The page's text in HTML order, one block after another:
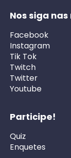
Nos siga
Facebook
Instagram
Tik Tok
Twitch
Twitter
Youtube
Participe!
Quiz
Enquetes